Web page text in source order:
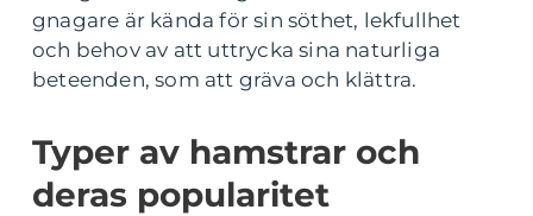
gnagare är kända för sin söthet, lekfullhet
och behov av att uttrycka sina naturliga
beteenden, som att gräva och klättra.
Typer av hamstrar och
deras popularitet